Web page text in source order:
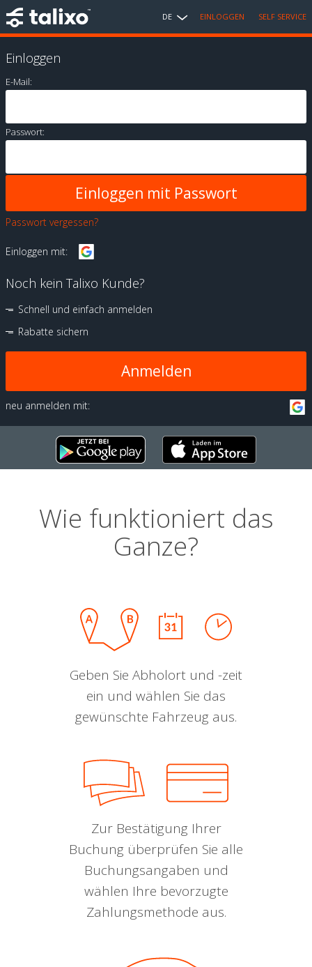
DE EINLOGGEN SELF SERVICE
Einloggen
E-Mail:
Passwort:
Passwort vergessen?
Einloggen mit:
Noch kein Talixo Kunde?
Schnell und einfach anmelden
Rabatte sichern
Anmelden
neu anmelden mit:
Wie funktioniert das
Ganze?
Geben Sie Abholort und -zeit
ein und wählen Sie das
gewünschte Fahrzeug aus.
Zur Bestätigung Ihrer
Buchung überprüfen Sie alle
Buchungsangaben und
wählen Ihre bevorzugte
Zahlungsmethode aus.